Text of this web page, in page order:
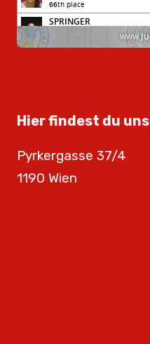
Hier findest du uns
Pyrkergasse 37/4
1190 Wien